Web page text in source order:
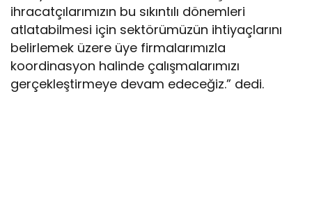
ihracatçılarımızın bu sıkıntılı dönemleri
atlatabilmesi için sektörümüzün ihtiyaçlarını
belirlemek üzere üye firmalarımızla
koordinasyon halinde çalışmalarımızı
gerçekleştirmeye devam edeceğiz.” dedi.